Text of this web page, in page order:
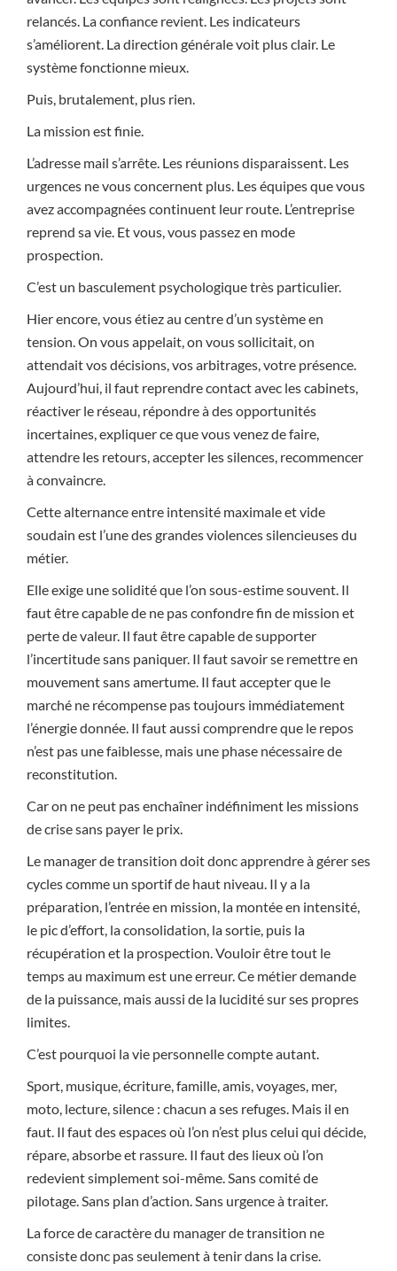
relancés. La confiance revient. Les indicateurs
s’améliorent. La direction générale voit plus clair. Le
système fonctionne mieux.
Puis, brutalement, plus rien.
La mission est finie.
L’adresse mail s’arrête. Les réunions disparaissent. Les
urgences ne vous concernent plus. Les équipes que vous
avez accompagnées continuent leur route. L’entreprise
reprend sa vie. Et vous, vous passez en mode
prospection.
C’est un basculement psychologique très particulier.
Hier encore, vous étiez au centre d’un système en
tension. On vous appelait, on vous sollicitait, on
attendait vos décisions, vos arbitrages, votre présence.
Aujourd’hui, il faut reprendre contact avec les cabinets,
réactiver le réseau, répondre à des opportunités
incertaines, expliquer ce que vous venez de faire,
attendre les retours, accepter les silences, recommencer
à convaincre.
Cette alternance entre intensité maximale et vide
soudain est l’une des grandes violences silencieuses du
métier.
Elle exige une solidité que l’on sous-estime souvent. Il
faut être capable de ne pas confondre fin de mission et
perte de valeur. Il faut être capable de supporter
l’incertitude sans paniquer. Il faut savoir se remettre en
mouvement sans amertume. Il faut accepter que le
marché ne récompense pas toujours immédiatement
l’énergie donnée. Il faut aussi comprendre que le repos
n’est pas une faiblesse, mais une phase nécessaire de
reconstitution.
Car on ne peut pas enchaîner indéfiniment les missions
de crise sans payer le prix.
Le manager de transition doit donc apprendre à gérer ses
cycles comme un sportif de haut niveau. Il y a la
préparation, l’entrée en mission, la montée en intensité,
le pic d’effort, la consolidation, la sortie, puis la
récupération et la prospection. Vouloir être tout le
temps au maximum est une erreur. Ce métier demande
de la puissance, mais aussi de la lucidité sur ses propres
limites.
C’est pourquoi la vie personnelle compte autant.
Sport, musique, écriture, famille, amis, voyages, mer,
moto, lecture, silence : chacun a ses refuges. Mais il en
faut. Il faut des espaces où l’on n’est plus celui qui décide,
répare, absorbe et rassure. Il faut des lieux où l’on
redevient simplement soi-même. Sans comité de
pilotage. Sans plan d’action. Sans urgence à traiter.
La force de caractère du manager de transition ne
consiste donc pas seulement à tenir dans la crise.